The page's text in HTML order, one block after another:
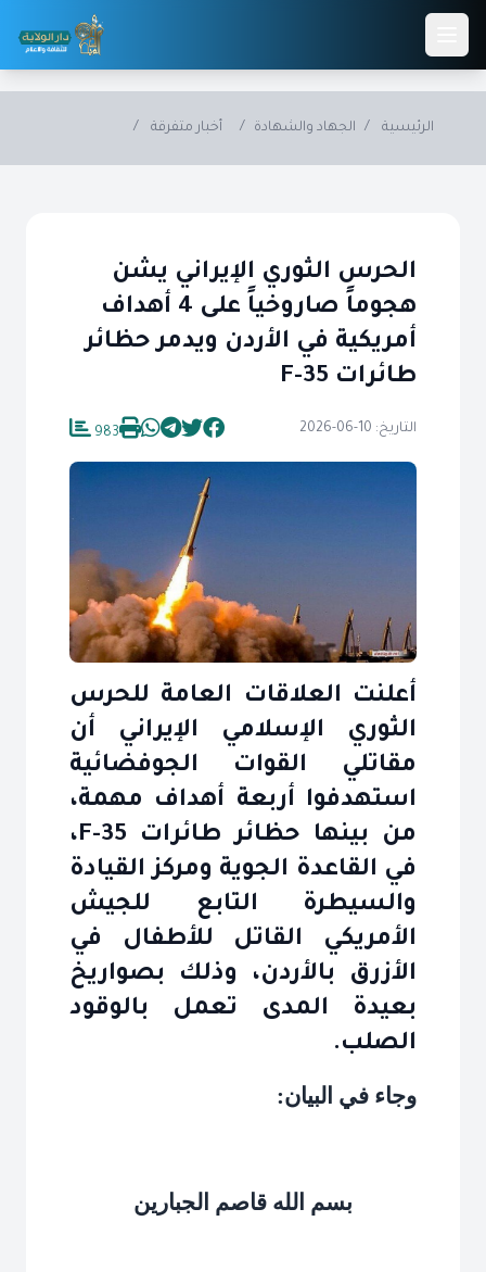
Skip to main content
الرئيسية / الجهاد والشهادة / أخبار متفرقة /
الحرس الثوري الإيراني يشن
هجوماً صاروخياً على 4 أهداف
أمريكية في الأردن ويدمر حظائر
طائرات F-35
التاريخ: 10-06-2026 983
أعلنت العلاقات العامة للحرس
الثوري الإسلامي الإيراني أن
مقاتلي القوات الجوفضائية
استهدفوا أربعة أهداف مهمة،
من بينها حظائر طائرات F-35،
في القاعدة الجوية ومركز القيادة
والسيطرة التابع للجيش
الأمريكي القاتل للأطفال في
الأزرق بالأردن، وذلك بصواريخ
بعيدة المدى تعمل بالوقود
الصلب.
وجاء في البيان:
بسم الله قاصم الجبارين